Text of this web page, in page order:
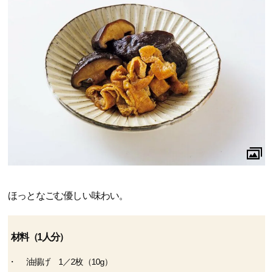
ほっとなごむ優しい味わい。
材料（1人分）
油揚げ 1／2枚（10g）